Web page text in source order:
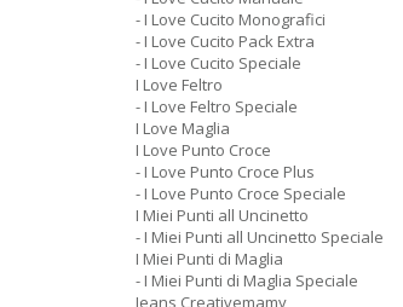
- I Love Cucito Monografici
- I Love Cucito Pack Extra
- I Love Cucito Speciale
I Love Feltro
- I Love Feltro Speciale
I Love Maglia
I Love Punto Croce
- I Love Punto Croce Plus
- I Love Punto Croce Speciale
I Miei Punti all Uncinetto
- I Miei Punti all Uncinetto Speciale
I Miei Punti di Maglia
- I Miei Punti di Maglia Speciale
Jeans Creativemamy